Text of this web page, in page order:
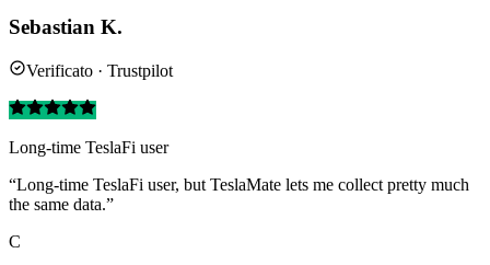
Sebastian K.
Verificato · Trustpilot
Long-time TeslaFi user
“Long-time TeslaFi user, but TeslaMate lets me collect pretty much
the same data.”
C